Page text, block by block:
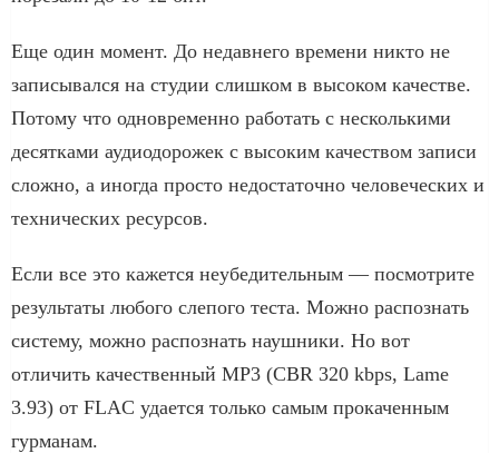
Еще один момент. До недавнего времени никто не
записывался на студии слишком в высоком качестве.
Потому что одновременно работать с несколькими
десятками аудиодорожек с высоким качеством записи
сложно, а иногда просто недостаточно человеческих и
технических ресурсов.
Если все это кажется неубедительным — посмотрите
результаты любого слепого теста. Можно распознать
систему, можно распознать наушники. Но вот
отличить качественный MP3 (CBR 320 kbps, Lame
3.93) от FLAC удается только самым прокаченным
гурманам.